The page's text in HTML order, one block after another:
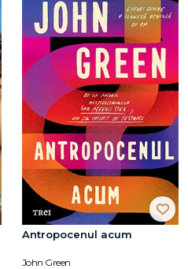
Antropocenul acum
John Green